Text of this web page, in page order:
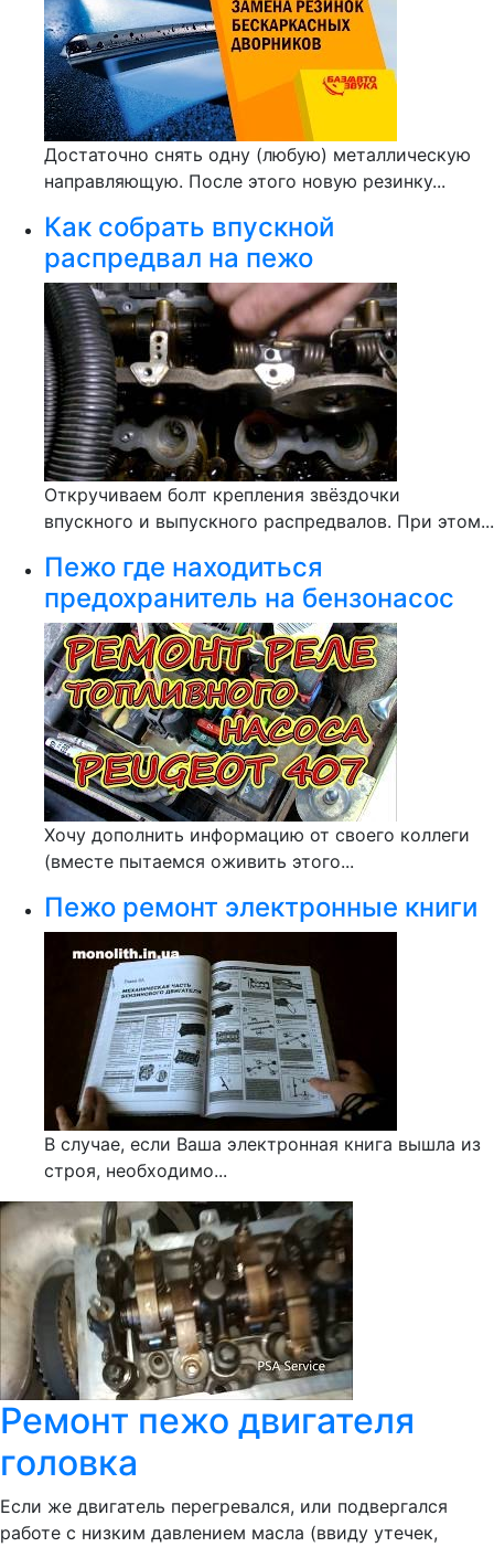
Достаточно снять одну (любую) металлическую
направляющую. После этого новую резинку...
Как собрать впускной
распредвал на пежо
Откручиваем болт крепления звёздочки
впускного и выпускного распредвалов. При этом...
Пежо где находиться
предохранитель на бензонасос
Хочу дополнить информацию от своего коллеги
(вместе пытаемся оживить этого...
Пежо ремонт электронные книги
В случае, если Ваша электронная книга вышла из
строя, необходимо...
Ремонт пежо двигателя
головка
Если же двигатель перегревался, или подвергался
работе с низким давлением масла (ввиду утечек,